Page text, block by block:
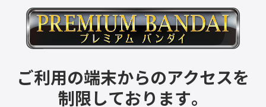
ご利用の端末からのアクセスを
制限しております。